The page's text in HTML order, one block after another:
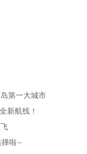
第一大城市
新航线！
啦~